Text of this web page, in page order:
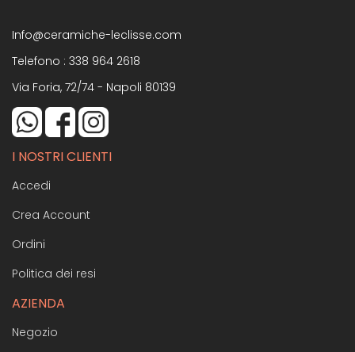
Info@ceramiche-leclisse.com
Telefono : 338 964 2618
Via Foria, 72/74 - Napoli 80139
I NOSTRI CLIENTI
Accedi
Crea Account
Ordini
Politica dei resi
AZIENDA
Negozio